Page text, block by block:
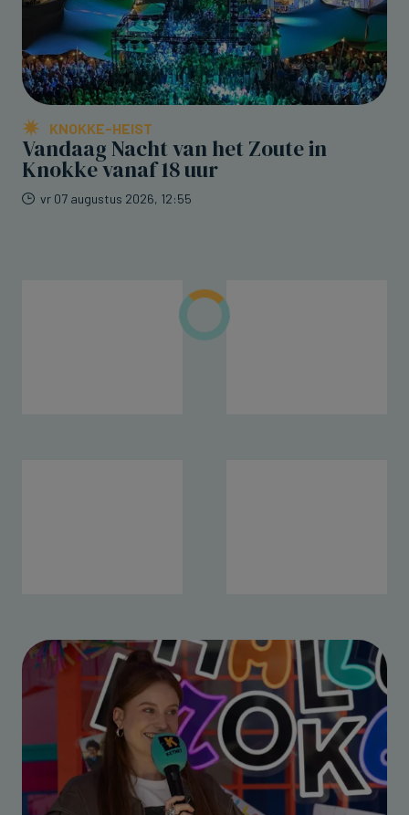
KNOKKE-HEIST
Vandaag Nacht van het Zoute in
Knokke vanaf 18 uur
vr 07 augustus 2026, 12:55